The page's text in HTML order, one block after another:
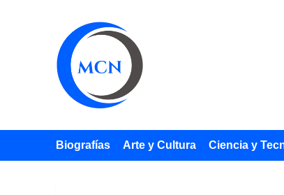
Biografías Arte y Cultura Ciencia y